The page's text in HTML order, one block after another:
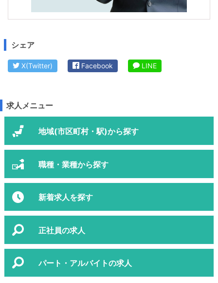
シェア
X(Twitter) Facebook LINE
求人メニュー
地域(市区町村・駅)から探す
職種・業種から探す
新着求人を探す
正社員の求人
パート・アルバイトの求人